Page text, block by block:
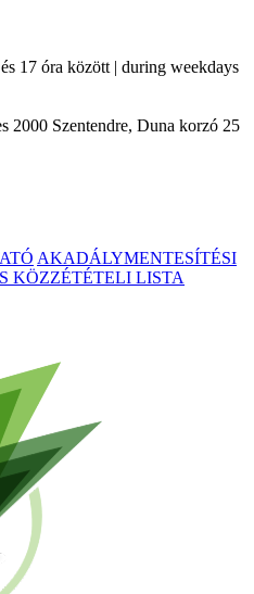
17 óra között | during weekdays
2000 Szentendre, Duna korzó 25
AKADÁLYMENTESÍTÉSI
KÖZZÉTÉTELI LISTA